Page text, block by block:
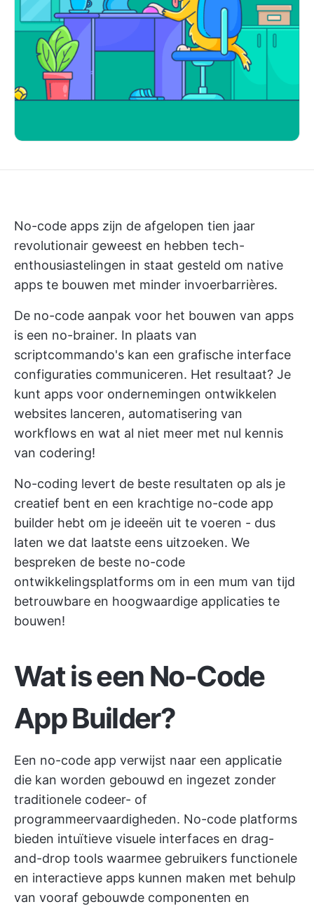
No-code apps zijn de afgelopen tien jaar
revolutionair geweest en hebben tech-
enthousiastelingen in staat gesteld om native
apps te bouwen met minder invoerbarrières.
De no-code aanpak voor het bouwen van apps
is een no-brainer. In plaats van
scriptcommando's kan een grafische interface
configuraties communiceren. Het resultaat? Je
kunt apps voor ondernemingen ontwikkelen
websites lanceren, automatisering van
workflows en wat al niet meer met nul kennis
van codering!
No-coding levert de beste resultaten op als je
creatief bent en een krachtige no-code app
builder hebt om je ideeën uit te voeren - dus
laten we dat laatste eens uitzoeken. We
bespreken de beste no-code
ontwikkelingsplatforms om in een mum van tijd
betrouwbare en hoogwaardige applicaties te
bouwen!
Wat is een No-Code
App Builder?
Een no-code app verwijst naar een applicatie
die kan worden gebouwd en ingezet zonder
traditionele codeer- of
programmeervaardigheden. No-code platforms
bieden intuïtieve visuele interfaces en drag-
and-drop tools waarmee gebruikers functionele
en interactieve apps kunnen maken met behulp
van vooraf gebouwde componenten en